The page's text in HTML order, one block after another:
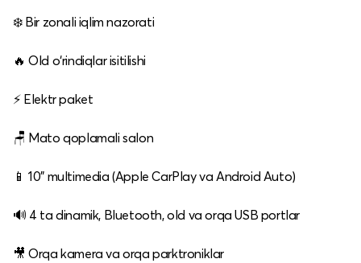
❄️ Bir zonali iqlim nazorati
🔥 Old o‘rindiqlar isitilishi
⚡ Elektr paket
🪑 Mato qoplamali salon
📱 10" multimedia (Apple CarPlay va Android Auto)
🔊 4 ta dinamik, Bluetooth, old va orqa USB portlar
🎥 Orqa kamera va orqa parktroniklar